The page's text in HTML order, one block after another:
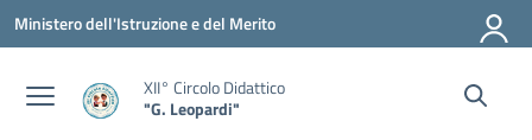
Vai ai contenuti
Vai al menu di navigazione
Vai al footer
Ministero dell'Istruzione e del Merito
XII° Circolo Didattico
"G. Leopardi"